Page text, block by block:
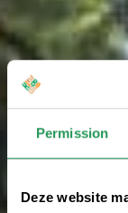
Permission
Deze website